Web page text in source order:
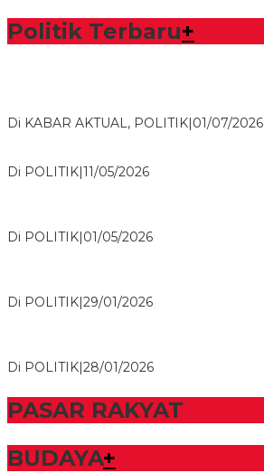
Politik Terbaru+
Di KABAR AKTUAL, POLITIK 01/07/2026
Di POLITIK 11/05/2026
Di POLITIK 01/05/2026
Di POLITIK 29/01/2026
Di POLITIK 28/01/2026
PASAR RAKYAT
BUDAYA+